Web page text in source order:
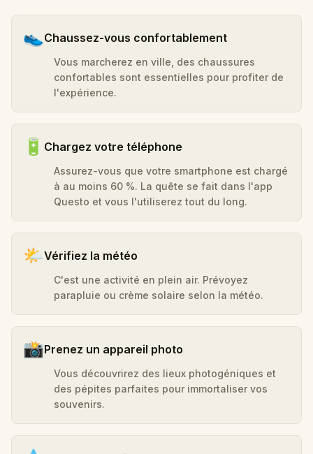
👟Chaussez-vous confortablement
Vous marcherez en ville, des chaussures
confortables sont essentielles pour profiter de
l'expérience.
🔋 Chargez votre téléphone
Assurez-vous que votre smartphone est chargé
à au moins 60 %. La quête se fait dans l'app
Questo et vous l'utiliserez tout du long.
🌤️Vérifiez la météo
C'est une activité en plein air. Prévoyez
parapluie ou crème solaire selon la météo.
📸Prenez un appareil photo
Vous découvrirez des lieux photogéniques et
des pépites parfaites pour immortaliser vos
souvenirs.